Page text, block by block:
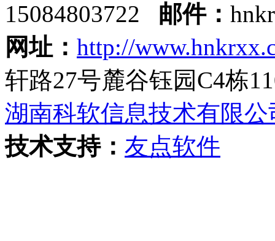
15084803722 邮件：
网址： http://
轩路27号麓谷钰园C4栋
湖南科软信息技术有限公
技术支持： 友点软件